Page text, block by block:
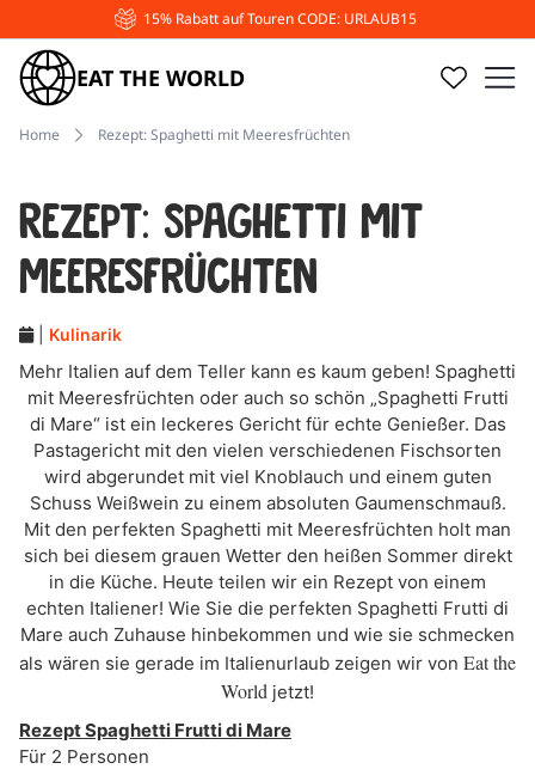
15% Rabatt auf Touren CODE: URLAUB15
EAT THE WORLD
Home Rezept: Spaghetti mit Meeresfrüchten
Rezept: Spaghetti mit
Meeresfrüchten
| Kulinarik
Mehr Italien auf dem Teller kann es kaum geben! Spaghetti
mit Meeresfrüchten oder auch so schön „Spaghetti Frutti
di Mare“ ist ein leckeres Gericht für echte Genießer. Das
Pastagericht mit den vielen verschiedenen Fischsorten
wird abgerundet mit viel Knoblauch und einem guten
Schuss Weißwein zu einem absoluten Gaumenschmauß.
Mit den perfekten Spaghetti mit Meeresfrüchten holt man
sich bei diesem grauen Wetter den heißen Sommer direkt
in die Küche. Heute teilen wir ein Rezept von einem
echten Italiener! Wie Sie die perfekten Spaghetti Frutti di
Mare auch Zuhause hinbekommen und wie sie schmecken
als wären sie gerade im Italienurlaub zeigen wir von Eat the
World jetzt!
Rezept Spaghetti Frutti di Mare
Für 2 Personen